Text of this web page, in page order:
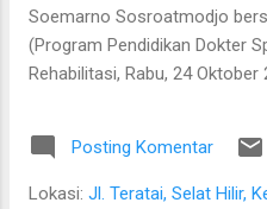
Soemarno Sosroatmodjo
(Program Pendidikan Dokter
Rehabilitasi, Rabu, 24 Oktober
Posting Komentar
Lokasi: Jl. Teratai, Selat Hilir,